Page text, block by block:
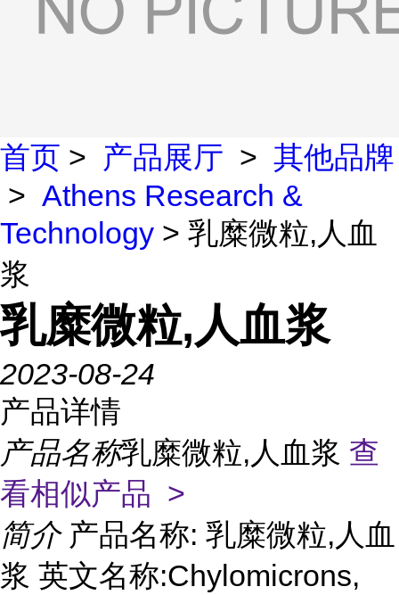
首页 > 产品展厅 > 其他品牌
> Athens Research &
Technology > 乳糜微粒,人血
浆
乳糜微粒,人血浆
2023-08-24
产品详情
产品名称乳糜微粒,人血浆 查
看相似产品 >
简介 产品名称: 乳糜微粒,人血
浆 英文名称:Chylomicrons,